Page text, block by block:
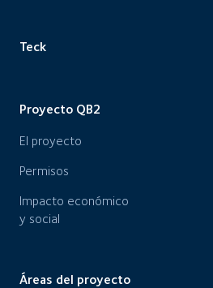
Teck
Proyecto QB2
El proyecto
Permisos
Impacto económico
y social
Áreas del proyecto